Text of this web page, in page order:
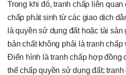
Trong khi đó, tranh chấp liên quan
chấp phát sinh từ các giao dịch
là quyền sử dụng đất hoặc tài
bản chất không phải là tranh
Điển hình là tranh chấp hợp đồng
thế chấp quyền sử dụng đất;